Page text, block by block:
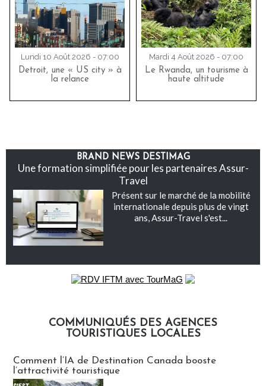
Lundi 10 Août 2026 - 07:00
Detroit, une « US city » à
la relance
Mardi 4 Août 2026 - 07:00
Le Rwanda, un tourisme à
haute altitude
BRAND NEWS DESTIMAG
Une formation simplifiée pour les partenaires Assur-
Travel
Présent sur le marché de la mobilité
internationale depuis plus de vingt
ans, Assur-Travel s'est...
COMMUNIQUÉS DES AGENCES
TOURISTIQUES LOCALES
Comment l’IA de Destination Canada booste
l’attractivité touristique